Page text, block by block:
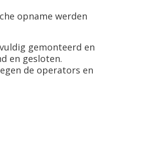
opname werden
gemonteerd en
en gesloten.
de operators en